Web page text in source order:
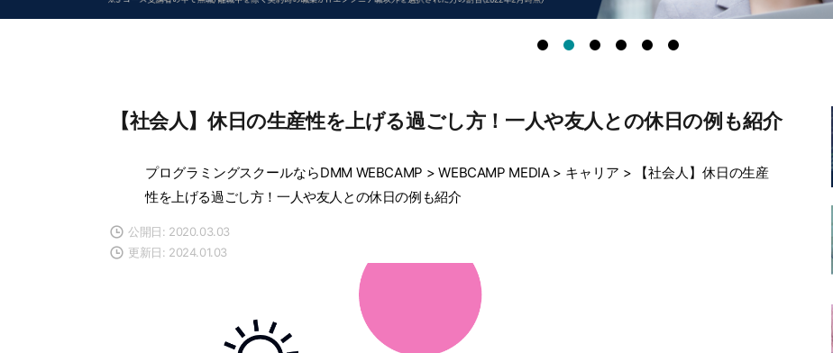
【社会人】休日の生産性を上げる過ごし方！一人や友人との休日の例も紹介
プログラミングスクールならDMM WEBCAMP >WEBCAMP MEDIA> キャリア >
【社会人】休日の生産
性を上げる過ごし方！一人や友人との休日の例も紹介
公開日: 2020.03.03
更新日: 2024.01.03